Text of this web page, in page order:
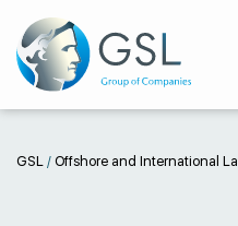
GSL / Offshore and International